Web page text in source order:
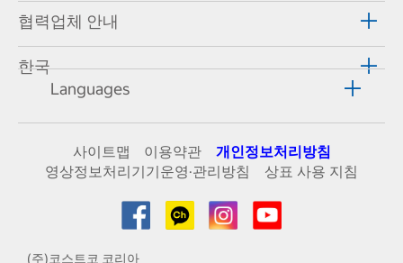
협력업체 안내
한국
Languages
사이트맵 이용약관
개인정보처리방침
영상정보처리기기운영·관리방침
상표 사용 지침
(주)코스트코 코리아